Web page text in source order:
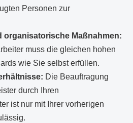
Personen zur
organisatorische Maßnahmen:
muss die gleichen hohen
wie Sie selbst erfüllen.
Die Beauftragung
durch Ihren
ist nur mit Ihrer vorherigen